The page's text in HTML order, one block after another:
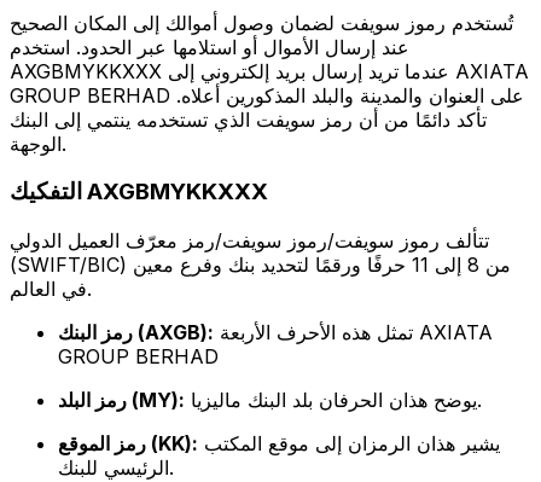
تُستخدم رموز سويفت لضمان وصول أموالك إلى المكان الصحيح
عند إرسال الأموال أو استلامها عبر الحدود. استخدم
AXGBMYKKXXX عندما تريد إرسال بريد إلكتروني إلى AXIATA
GROUP BERHAD على العنوان والمدينة والبلد المذكورين أعلاه.
تأكد دائمًا من أن رمز سويفت الذي تستخدمه ينتمي إلى البنك
الوجهة.
التفكيك AXGBMYKKXXX
تتألف رموز سويفت/رموز سويفت/رمز معرّف العميل الدولي
(SWIFT/BIC) من 8 إلى 11 حرفًا ورقمًا لتحديد بنك وفرع معين
في العالم.
رمز البنك (AXGB):
GROUP BERHAD
رمز البلد (MY):
يوضح هذان الحرفان بلد البنك ماليزيا.
رمز الموقع (KK):
الرئيسي للبنك.